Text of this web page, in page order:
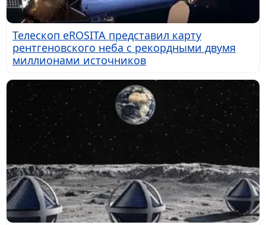
Телескоп eROSITA представил карту
рентгеновского неба с рекордными двумя
миллионами источников